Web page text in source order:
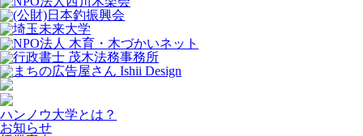
ハンノウ大学とは？
お知らせ